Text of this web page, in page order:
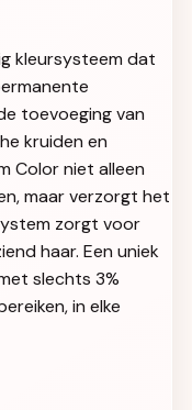
kleursysteem dat
toevoeging van
kruiden en
Color niet alleen
maar verzorgt het
zorgt voor
haar. Een uniek
slechts 3%
in elke